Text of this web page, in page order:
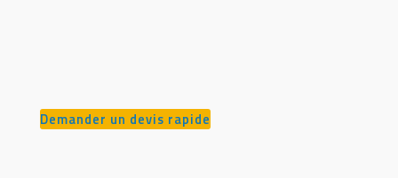
Demander un devis rapide